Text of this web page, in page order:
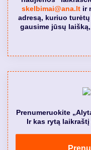
skelbimai@ana.ltir
adresą, kuriuo
gausime jūsų
Prenumeruokite
Ir kas rytą